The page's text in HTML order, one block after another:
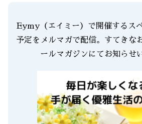
Eymy（エイミー）で開催するス
予定をメルマガで配信。すてきな
ールマガジンにてお知らせ